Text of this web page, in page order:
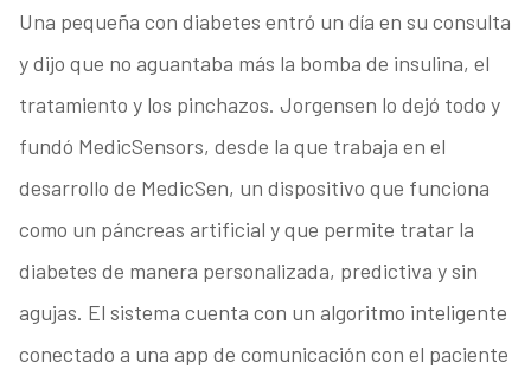
Una pequeña con diabetes entró un día en su consulta
y dijo que no aguantaba más la bomba de insulina, el
tratamiento y los pinchazos. Jorgensen lo dejó todo y
fundó MedicSensors, desde la que trabaja en el
desarrollo de MedicSen, un dispositivo que funciona
como un páncreas artificial y que permite tratar la
diabetes de manera personalizada, predictiva y sin
agujas. El sistema cuenta con un algoritmo inteligente
conectado a una app de comunicación con el paciente